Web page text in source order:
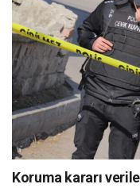
Koruma kararı